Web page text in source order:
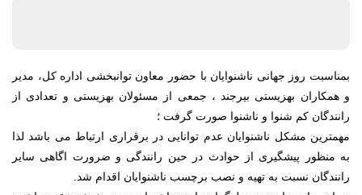
بمناسبت روز جهانی ناشنوایان با حضور معاون توانبخشی اداره کل، مدیر
و همکاران بهزیستی بیرجند ، جمعی از مسئولان بهزیستی و تعدادی از
رانندگان کم شنوا و ناشنوا صورت گرفت ؛
مهمترین مشکل ناشنوایان عدم توانایی در برقراری ارتباط می باشد لذا
به منظور پیشگیری از حوادث در حین رانندگی و ضرورت اگاهی سایر
رانندگان نسبت به تهیه و نصب برچسب ناشنوایان اقدام شد.